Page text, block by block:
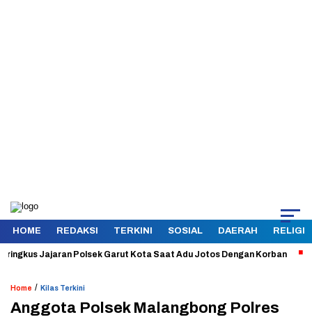
HOME REDAKSI TERKINI SOSIAL DAERAH RELIGI
Jajaran Polsek Garut Kota Saat Adu Jotos Dengan Korban
Home / Kilas Terkini
Anggota Polsek Malangbong Polres